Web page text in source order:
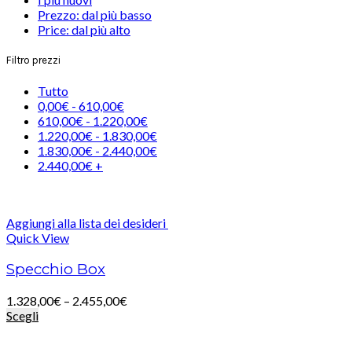
Prezzo: dal più basso
Price: dal più alto
Filtro prezzi
Tutto
0,00€ - 610,00€
610,00€ - 1.220,00€
1.220,00€ - 1.830,00€
1.830,00€ - 2.440,00€
2.440,00€ +
Aggiungi alla lista dei desideri
Quick View
Specchio Box
1.328,00€ – 2.455,00€
Scegli